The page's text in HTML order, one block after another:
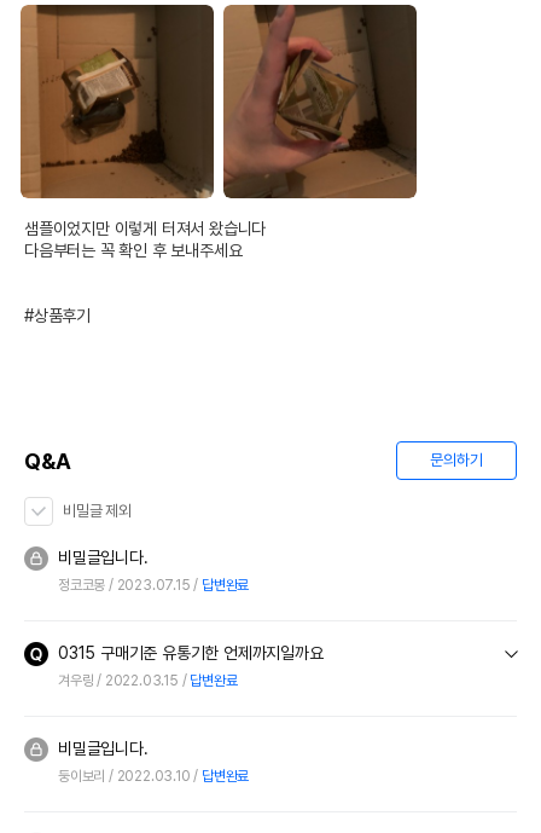
상품 필수 정보
품명 및 모델명 go! 솔루션 LID 칠면조 레시피 9.98kg
경우 그에 대한 사항
AS책임자와 전화번호
또는 소비자상담 관련
전화번호
유통기한
이후인 상품이 출고됩니다.
샘플이었지만 이렇게 터져서 왔습니다
다음부터는 꼭 확인 후 보내주세요
#상품후기
Q&A 문의하기
비밀글 제외
비밀글입니다.
정코코몽 2023.07.15 답변완료
0315 구매기준 유통기한 언제까지일까요
겨우링 2022.03.15 답변완료
비밀글입니다.
둥이보리 2022.03.10 답변완료